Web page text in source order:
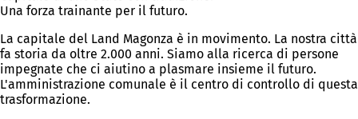
Una forza trainante per il futuro.
La capitale del Land Magonza è in movimento. La nostra città
fa storia da oltre 2.000 anni. Siamo alla ricerca di persone
impegnate che ci aiutino a plasmare insieme il futuro.
L'amministrazione comunale è il centro di controllo di questa
trasformazione.